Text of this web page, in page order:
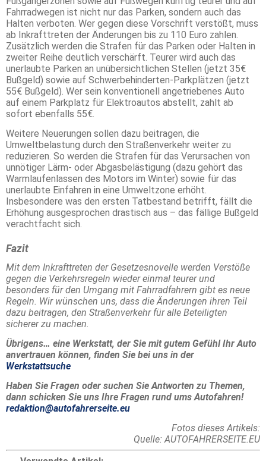
Fahrradwegen ist nicht nur das Parken, sondern auch das
Halten verboten. Wer gegen diese Vorschrift verstößt, muss
ab Inkrafttreten der Änderungen bis zu 110 Euro zahlen.
Zusätzlich werden die Strafen für das Parken oder Halten in
zweiter Reihe deutlich verschärft. Teurer wird auch das
unerlaubte Parken an unübersichtlichen Stellen (jetzt 35€
Bußgeld) sowie auf Schwerbehinderten-Parkplätzen (jetzt
55€ Bußgeld). Wer sein konventionell angetriebenes Auto
auf einem Parkplatz für Elektroautos abstellt, zahlt ab
sofort ebenfalls 55€.
Weitere Neuerungen sollen dazu beitragen, die
Umweltbelastung durch den Straßenverkehr weiter zu
reduzieren. So werden die Strafen für das Verursachen von
unnötiger Lärm- oder Abgasbelästigung (dazu gehört das
Warmlaufenlassen des Motors im Winter) sowie für das
unerlaubte Einfahren in eine Umweltzone erhöht.
Insbesondere was den ersten Tatbestand betrifft, fällt die
Erhöhung ausgesprochen drastisch aus – das fällige Bußgeld
verachtfacht sich.
Fazit
Mit dem Inkrafttreten der Gesetzesnovelle werden Verstöße
gegen die Verkehrsregeln wieder einmal teurer und
besonders für den Umgang mit Fahrradfahrern gibt es neue
Regeln. Wir wünschen uns, dass die Änderungen ihren Teil
dazu beitragen, den Straßenverkehr für alle Beteiligten
sicherer zu machen.
Übrigens… eine Werkstatt, der Sie mit gutem Gefühl Ihr Auto
anvertrauen können, finden Sie bei uns in der
Werkstattsuche
Haben Sie Fragen oder suchen Sie Antworten zu Themen,
dann schicken Sie uns Ihre Fragen rund ums Autofahren!
redaktion@autofahrerseite.eu
Fotos dieses Artikels:
Quelle: AUTOFAHRERSEITE.EU